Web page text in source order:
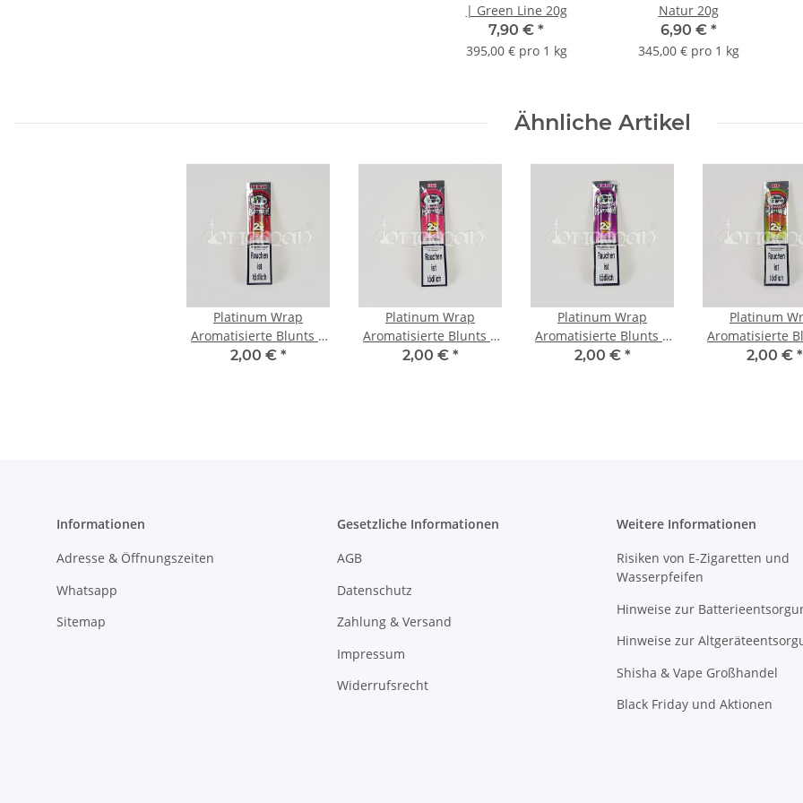
| Green Line 20g
7,90 € *
395,00 € pro 1 kg
Natur 20g
6,90 € *
345,00 € pro 1 kg
Ähnliche Artikel
Platinum Wrap
Aromatisierte Blunts |
Maroon - Kirsche
2,00 € *
Platinum Wrap
Aromatisierte Blunts |
Pink - Bubble Gum
2,00 € *
Platinum Wrap
Aromatisierte Blunts |
Purple - Traube
2,00 € *
Platinum
Aromatisierte
Red -2,00 € *
Informationen
Adresse & Öffnungszeiten
Whatsapp
Sitemap
Gesetzliche Informationen
AGB
Datenschutz
Zahlung & Versand
Impressum
Widerrufsrecht
Weitere Informationen
Risiken von E-Zigaretten und
Wasserpfeifen
Hinweise zur
Hinweise zur
Shisha & Vape Großhandel
Black Friday und Aktionen